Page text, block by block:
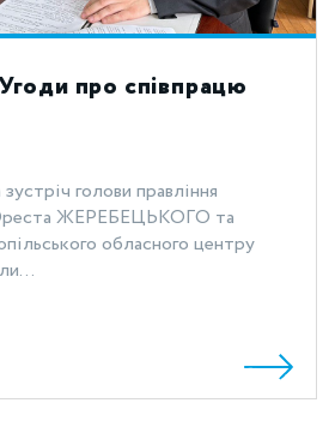
про співпрацю
голови правління
Ореста ЖЕРЕБЕЦЬКОГО та
обласного центру